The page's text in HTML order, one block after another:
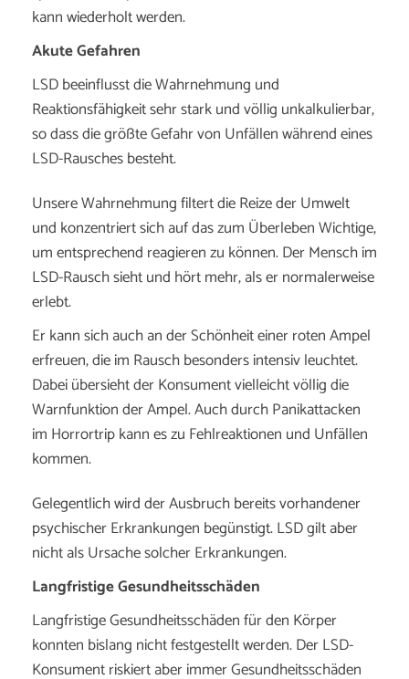
kann wiederholt werden.
Akute Gefahren
LSD beeinflusst die Wahrnehmung und
Reaktionsfähigkeit sehr stark und völlig unkalkulierbar,
so dass die größte Gefahr von Unfällen während eines
LSD-Rausches besteht.
Unsere Wahrnehmung filtert die Reize der Umwelt
und konzentriert sich auf das zum Überleben Wichtige,
um entsprechend reagieren zu können. Der Mensch im
LSD-Rausch sieht und hört mehr, als er normalerweise
erlebt.
Er kann sich auch an der Schönheit einer roten Ampel
erfreuen, die im Rausch besonders intensiv leuchtet.
Dabei übersieht der Konsument vielleicht völlig die
Warnfunktion der Ampel. Auch durch Panikattacken
im Horrortrip kann es zu Fehlreaktionen und Unfällen
kommen.
Gelegentlich wird der Ausbruch bereits vorhandener
psychischer Erkrankungen begünstigt. LSD gilt aber
nicht als Ursache solcher Erkrankungen.
Langfristige Gesundheitsschäden
Langfristige Gesundheitsschäden für den Körper
konnten bislang nicht festgestellt werden. Der LSD-
Konsument riskiert aber immer Gesundheitsschäden